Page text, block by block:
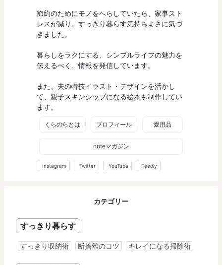
節約のためにモノをへらしていたら、家事スト
レスが減り、すっきり暮らす気持ちよさに気づ
きました。
暮らしをラクにする、シンプルライフの魅力を
伝えるべく、情報を発信しています。
また、夫の特技イラスト・デザインを活かし
て、 親子スキンシップになる絵本も制作してい
ます。
くらのらとは プロフィール 愛用品
noteマガジン
Instagram Twitter YouTube Feedly
カテゴリー
すっきり暮らす
すっきり収納術 断捨離のコツ キレイになる掃除術